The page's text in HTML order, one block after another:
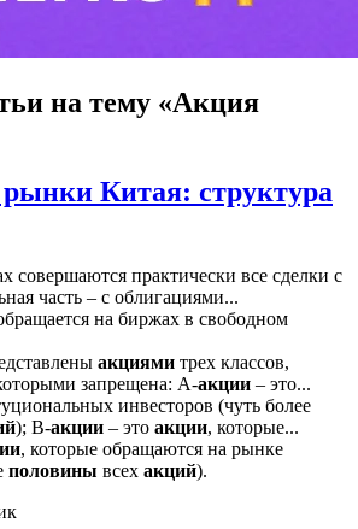
на тему «Акция
Китая: структура
совершаются практически все сделки с
часть – с облигациями...
на биржах в свободном
акциями трех классов,
запрещена: А-акции – это...
инвесторов (чуть более
); В-акции – это акции, которые...
, которые обращаются на рынке
половины всех акций).